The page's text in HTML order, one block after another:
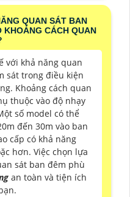
QUAN SÁT BAN
KHOẢNG CÁCH QUAN
với khả năng quan
sát trong điều kiện
Khoảng cách quan
thuộc vào độ nhạy
số model có thể
đến 30m vào ban
cấp có khả năng
hơn. Việc chọn lựa
sát ban đêm phù
an toàn và tiện ích